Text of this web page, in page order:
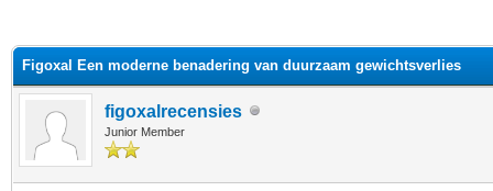
Figoxal Een moderne benadering van duurzaam gewichtsverlies
figoxalrecensies
Junior Member